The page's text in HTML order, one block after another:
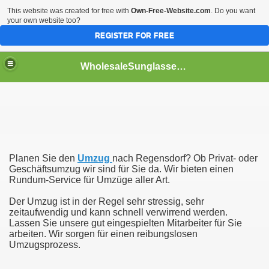
WholesaleSunglasses3b
Planen Sie den Umzug nach Regensdorf? Ob Privat- oder
Geschäftsumzug wir sind für Sie da. Wir bieten einen
Rundum-Service für Umzüge aller Art.
Der Umzug ist in der Regel sehr stressig, sehr
zeitaufwendig und kann schnell verwirrend werden.
Lassen Sie unsere gut eingespielten Mitarbeiter für Sie
arbeiten. Wir sorgen für einen reibungslosen
Umzugsprozess.
This website was created for free with Own-Free-Website.com. Do you want
your own website too?
REGISTER FOR FREE